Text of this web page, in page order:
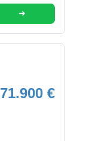
➜
71.900 €